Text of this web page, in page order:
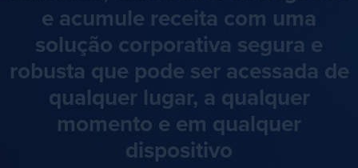
e acumule receita com uma
solução corporativa segura e
robusta que pode ser acessada de
qualquer lugar, a qualquer
momento e em qualquer
dispositivo